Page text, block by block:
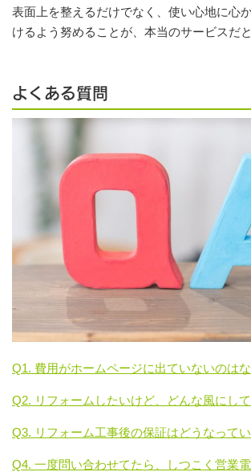
表面上を整えるだけでなく、使い心地に心
けるよう努めることが、本当のサービスだ
よくある質問
Q1. 費用がホームページに出ていないのは
Q2. リフォームしたいけど、どんな風にし
Q3. リフォーム工事後の保証はどうなって
Q4. 一度問い合わせてたら、しつこく営業